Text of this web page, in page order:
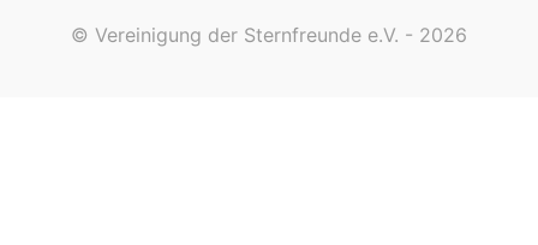
© Vereinigung der Sternfreunde e.V. - 2026